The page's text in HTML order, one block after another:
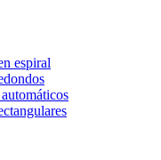
espiral